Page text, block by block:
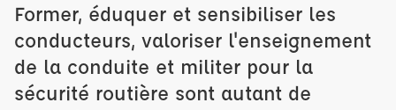
Former, éduquer et sensibiliser les
conducteurs, valoriser l'enseignement
de la conduite et militer pour la
sécurité routière sont autant de